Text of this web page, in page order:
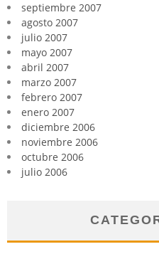
septiembre 2007
agosto 2007
julio 2007
mayo 2007
abril 2007
marzo 2007
febrero 2007
enero 2007
diciembre 2006
noviembre 2006
octubre 2006
julio 2006